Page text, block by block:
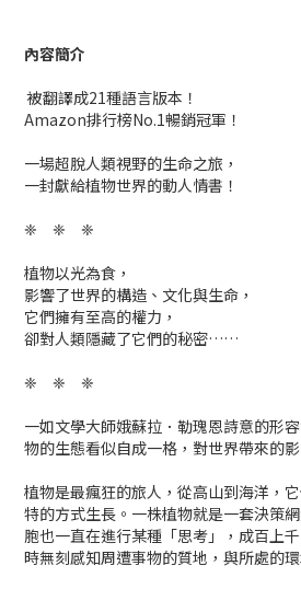
內容簡介
被翻譯成21種語言版本！
Amazon排行榜No.1暢銷冠軍！
一場超脫人類視野的生命之旅，
一封獻給植物世界的動人情書！
❈ ❈ ❈
植物以光為食，
影響了世界的構造、文化與生命，
它們擁有至高的權力，
卻對人類隱藏了它們的秘密……
❈ ❈ ❈
一如文學大師娥蘇拉．勒瑰恩詩意的形容
物的生態看似自成一格，對世界帶來的
植物是最瘋狂的旅人，從高山到海洋，
特的方式生長。一株植物就是一套決策
胞也一直在進行某種「思考」，成百上
時無刻感知周遭事物的質地，與所處的